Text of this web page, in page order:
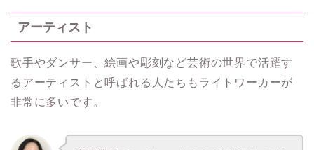
アーティスト
歌手やダンサー、絵画や彫刻など芸術の世界で活躍す
るアーティストと呼ばれる人たちもライトワーカーが
非常に多いです。